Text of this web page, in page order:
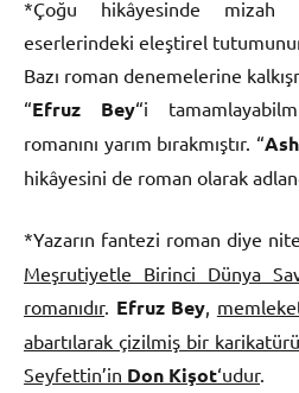
*Çoğu hikâyesinde mizah
eserlerindeki eleştirel
Bazı roman denemelerine
“Efruz Bey“i
romanını yarım bırakmıştır. “
hikâyesini de roman olarak
*Yazarın fantezi roman diye
Meşrutiyetle Birinci Dünya
romanıdır. Efruz Bey
abartılarak çizilmiş bir
Seyfettin’in Don Kişot‘udur.